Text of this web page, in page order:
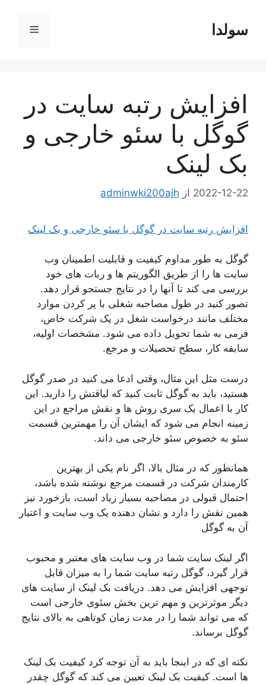
محتواسولدا فهرست
افزایش رتبه سایت در
گوگل با سئو خارجی و
بک لینک
2022-12-22 از adminwki200ajh
افزایش رتبه سایت در گوگل با سئو خارجی و بک لینک
گوگل به طور مداوم کیفیت و قابلیت اطمینان وب
سایت ها را از طریق الگوریتم ها و ربات های خود
بررسی می کند تا آنها را در نتایج جستجو قرار دهد.
تصور کنید در طول مصاحبه شغلی با پر کردن موارد
مختلف مانند درخواست شغل در یک شرکت خاص،
فرمی به شما تحویل داده می شود. مشخصات اولیه،
سابقه کار، سطح تحصیلات و مرجع.
درست مثل این مثال، وقتی ادعا می کنید در صدر گوگل
هستید، باید به گوگل ثابت کنید که لیاقتش را دارید. این
کار با اعمال یک سری روش ها و نقش مراجع در این
زمینه انجام می شود که ایشان آن را مهمترین قسمت
سئو به خصوص سئو خارجی می داند.
همانطور که در مثال بالا، اگر نام یکی از بهترین
کارمندان شرکت در قسمت مرجع نوشته شده باشد،
احتمال قبولی در مصاحبه بسیار زیاد است، بازخورد نیز
همین نقش را دارد و نشان دهنده یک وب سایت و اعتبار
آن به گوگل
اگر لینک سایت شما در وب سایت های معتبر و محبوب
قرار گیرد، گوگل رتبه سایت شما را به میزان قابل
توجهی افزایش می دهد. دریافت بک لینک از سایت های
دیگر موثرترین و مهم ترین بخش سئوی خارجی است
که می تواند شما را در مدت زمان کوتاهی به بالای نتایج
گوگل برساند.
نکته ای که در اینجا باید به آن توجه کرد کیفیت بک لینک
ها است. کیفیت بک لینک تعیین می کند که گوگل چقدر